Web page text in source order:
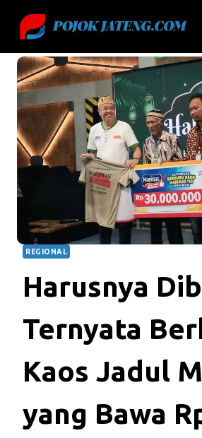
content
REGIONAL
Harusnya
Ternyata
Kaos Jadul
yang Bawa